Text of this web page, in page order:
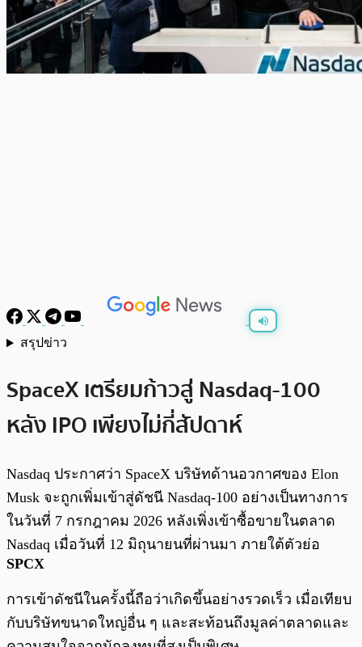
สรุปข่าว
SpaceX เตรียมก้าวสู่ Nasdaq-100
หลัง IPO เพียงไม่กี่สัปดาห์
Nasdaq ประกาศว่า SpaceX บริษัทด้านอวกาศของ Elon
Musk จะถูกเพิ่มเข้าสู่ดัชนี Nasdaq-100 อย่างเป็นทางการ
ในวันที่ 7 กรกฎาคม 2026 หลังเพิ่งเข้าซื้อขายในตลาด
Nasdaq เมื่อวันที่ 12 มิถุนายนที่ผ่านมา ภายใต้ตัวย่อ
SPCX
การเข้าดัชนีในครั้งนี้ถือว่าเกิดขึ้นอย่างรวดเร็ว เมื่อเทียบ
กับบริษัทขนาดใหญ่อื่น ๆ และสะท้อนถึงมูลค่าตลาดและ